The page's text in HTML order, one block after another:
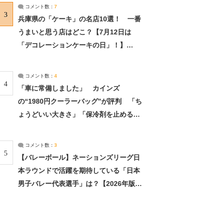
3
コメント数： 7
兵庫県の「ケーキ」の名店10選！ 一番
うまいと思う店はどこ？【7月12日は
「デコレーションケーキの日」！】
4
コメント数： 4
「車に常備しました」 カインズ
の“1980円クーラーバッグ”が評判 「ち
ょうどいい大きさ」「保冷剤を止めるベ
5
コメント数： 3
【バレーボール】ネーションズリーグ日
本ラウンドで活躍を期待している「日本
男子バレー代表選手」は？【2026年版・